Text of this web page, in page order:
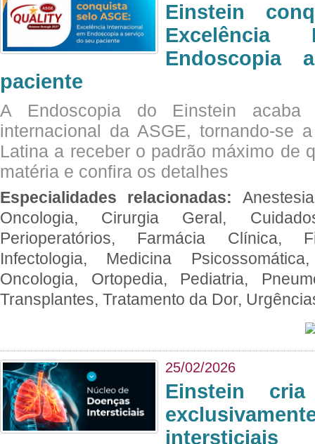
Einstein
Excelência
Endoscopia
paciente
A Endoscopia do Einstein
internacional da ASGE, tornando-se
Latina a receber o padrão máximo de
matéria e confira os detalhes
Especialidades relacionadas:
Oncologia, Cirurgia Geral,
Perioperatórios, Farmácia Clínica,
Infectologia, Medicina
Oncologia, Ortopedia, Pediatria,
Transplantes, Tratamento da Dor,
25/02/2026
Einstein
intersticiais